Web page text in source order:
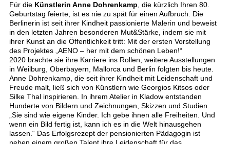
Für die Künstlerin Anne Dohrenkamp, die kürzlich Ihren 80.
Geburtstag feierte, ist es nie zu spät für einen Aufbruch. Die
Berlinerin ist seit ihrer Kindheit passionierte Malerin und beweist
in den letzten Jahren besonderen Mut&Stärke, indem sie mit
ihrer Kunst an die Öffentlichkeit tritt: Mit der ersten Vorstellung
des Projektes „AENO – her mit dem schönen Leben!“
2020 brachte sie ihre Karriere ins Rollen, weitere Ausstellungen
in Weilburg, Oberbayern, Mallorca und Berlin folgten bis heute.
Anne Dohrenkamp, die seit ihrer Kindheit mit Leidenschaft und
Freude malt, ließ sich von Künstlern wie Georgios Kitsos oder
Silke Thal inspirieren. In ihrem Atelier in Kladow entstanden
Hunderte von Bildern und Zeichnungen, Skizzen und Studien.
„Sie sind wie eigene Kinder. Ich gebe ihnen alle Freiheiten. Und
wenn ein Bild fertig ist, kann ich es in die Welt hinausgehen
lassen.“ Das Erfolgsrezept der pensionierten Pädagogin ist